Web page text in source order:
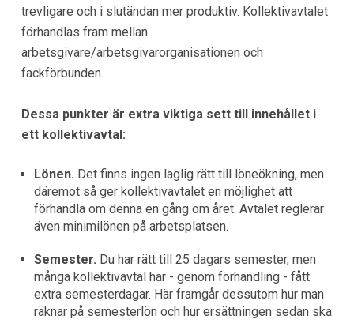
trevligare och i slutändan mer produktiv. Kollektivavtalet
förhandlas fram mellan
arbetsgivare/arbetsgivarorganisationen och
fackförbunden.
Dessa punkter är extra viktiga sett till innehållet i
ett kollektivavtal:
Lönen. Det finns ingen laglig rätt till löneökning, men
däremot så ger kollektivavtalet en möjlighet att
förhandla om denna en gång om året. Avtalet reglerar
även minimilönen på arbetsplatsen.
Semester. Du har rätt till 25 dagars semester, men
många kollektivavtal har - genom förhandling - fått
extra semesterdagar. Här framgår dessutom hur man
räknar på semesterlön och hur ersättningen sedan ska